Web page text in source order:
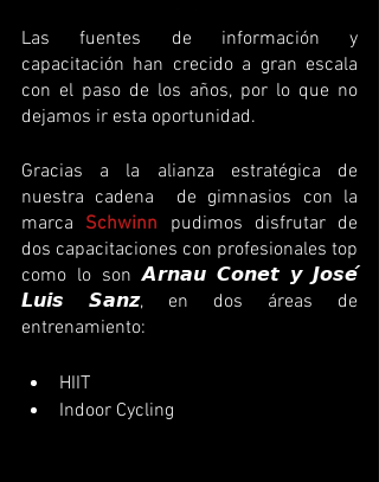
Las fuentes de información y
capacitación han crecido a gran escala
con el paso de los años, por lo que no
dejamos ir esta oportunidad.
Gracias a la alianza estratégica de
nuestra cadena  de gimnasios con la
marca Schwinn pudimos disfrutar de
dos capacitaciones con profesionales top
como lo son 𝘼𝙧𝙣𝙖𝙪 𝘾𝙤𝙣𝙚𝙩 𝙮 𝙅𝙤𝙨𝙚́
𝙇𝙪𝙞𝙨 𝙎𝙖𝙣𝙯, en dos áreas de
entrenamiento:
HIIT
Indoor Cycling